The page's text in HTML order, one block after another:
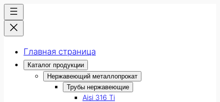
Главная страница
Каталог продукции
Нержавеющий металлопрокат
Трубы нержавеющие
Aisi 316 Ti